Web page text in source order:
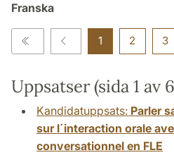
Franska
1 2 3
Uppsatser (sida 1 av
Kandidatuppsats: Parler
sur l´interaction orale
conversationnel en FLE